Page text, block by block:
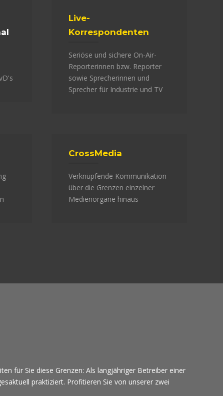
Live-
Korrespondenten
Seriöse und sichere On-Air-
Reporterinnen bzw. Reporter
sowie Sprecherinnen und
Sprecher für Industrie und TV
CrossMedia
Verknüpfende Kommunikation
über die Grenzen einzelner
Medienorgane hinaus
für Sie diese Grenzen: Als langjähriger Betreiber einer
praktiziert. Profitieren Sie von unserer zwei